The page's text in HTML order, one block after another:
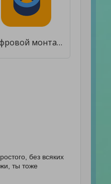
Цифровой монтажник (МРФ Центр) [Unlocked]
без всяких
ты тоже